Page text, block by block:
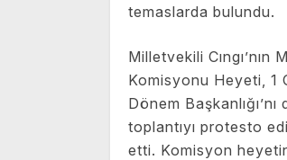
temaslarda bulundu.
Milletvekili
Komisyonu Heyeti, 1
Dönem
toplantıyı protesto
etti. Komisyon